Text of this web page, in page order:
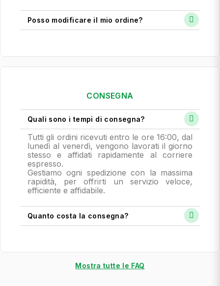
Posso modificare il mio ordine?
CONSEGNA
Quali sono i tempi di consegna?
Tutti gli ordini ricevuti entro le ore 16:00, dal
lunedì al venerdì, vengono lavorati il giorno
stesso e affidati rapidamente al corriere
espresso.
Gestiamo ogni spedizione con la massima
rapidità, per offrirti un servizio veloce,
efficiente e affidabile.
Quanto costa la consegna?
Mostra tutte le FAQ